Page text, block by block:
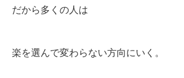
だから多くの人は
楽を選んで変わらない方向にいく。